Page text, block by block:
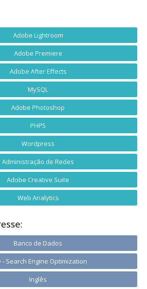
Adobe Lightroom
Adobe Premiere
Adobe After Effects
MySQL
Adobe Photoshop
PHP5
Wordpress
Administração de Redes
Adobe Creative Suite
Web Analytics
Banco de Dados
- Search Engine Optimization
Inglês